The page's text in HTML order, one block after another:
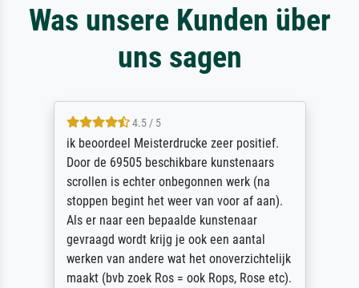
Was unsere Kunden über
uns sagen
4.5 / 5
ik beoordeel Meisterdrucke zeer positief.
Door de 69505 beschikbare kunstenaars
scrollen is echter onbegonnen werk (na
stoppen begint het weer van voor af aan).
Als er naar een bepaalde kunstenaar
gevraagd wordt krijg je ook een aantal
werken van andere wat het onoverzichtelijk
maakt (bvb zoek Ros = ook Rops, Rose etc).